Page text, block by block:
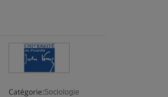
Catégorie:Sociologie